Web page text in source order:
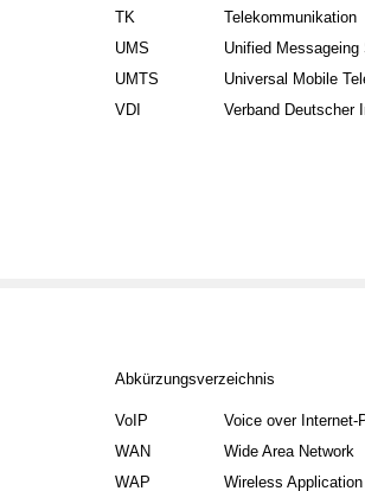
TK
Telekommunikation
UMS
Unified Messageing
UMTS
Universal Mobile
VDI
Verband Deutscher
Abkürzungsverzeichnis
VoIP
Voice over Internet-
WAN
Wide Area Network
WAP
Wireless Application